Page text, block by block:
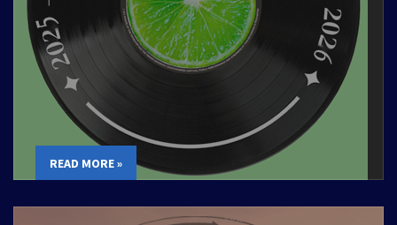
READ MORE »